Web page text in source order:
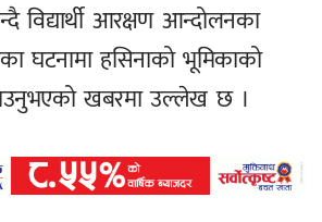
विद्यार्थी आरक्षण आन्दोलनका
घटनामा हसिनाको भूमिकाको
खबरमा उल्लेख छ ।